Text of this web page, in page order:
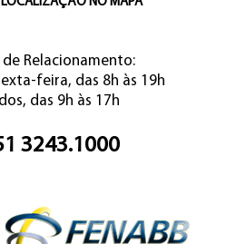
Relacionamento:
feira, das 8h às 19h
das 9h às 17h
3243.1000